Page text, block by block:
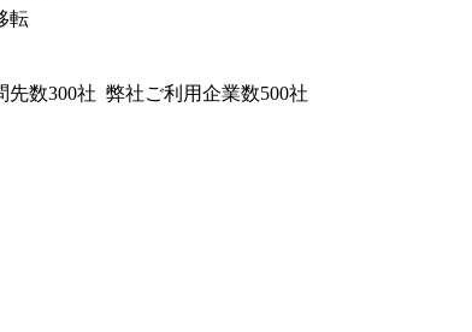
転
数300社 弊社ご利用企業数500社